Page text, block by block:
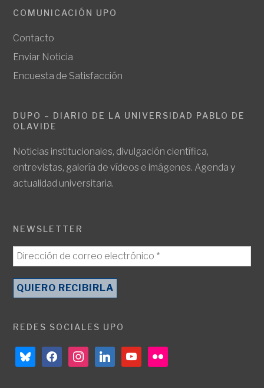
COMUNICACIÓN UPO
Contacto
Enviar Noticia
Encuesta de Satisfacción
DUPO – DIARIO DE LA UNIVERSIDAD PABLO DE
OLAVIDE
Noticias institucionales, divulgación científica,
entrevistas, galería de vídeos e imágenes. Agenda y
actualidad universitaria.
NEWSLETTER
REDES SOCIALES UPO
blueskyfacebookinstagramlinkedinyoutubeflickr